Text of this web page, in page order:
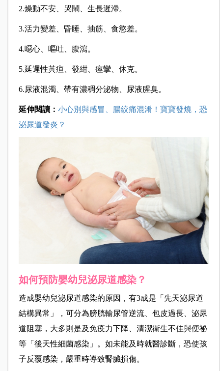
2.燥動不安、哭鬧、生長遲滯。
3.活力變差、昏睡、抽筋、食慾差。
4.噁心、嘔吐、腹瀉。
5.延遲性黃疸、發紺、痙攣、休克。
6.尿液混濁、帶有濃稠分泌物、尿液腥臭。
延伸閱讀： 小心別與感冒、腸絞痛混淆！寶寶發燒，恐
泌尿道發炎？
如何預防嬰幼兒泌尿道感染？
造成嬰幼兒泌尿道感染的原因，有3成是「先天泌尿道
結構異常」，可分為膀胱輸尿管逆流、包皮過長、泌尿
道阻塞，大多則是及免疫力下降、清潔衛生不佳與便祕
等「後天性細菌感染」。如未能及時就醫診斷，恐使孩
子反覆感染，嚴重時導致腎臟損傷。